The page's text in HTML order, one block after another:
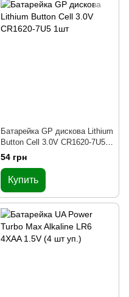
Батарейка GP дискова Lithium
Button Cell 3.0V CR1620-7U5
1шт
54 грн
Купить